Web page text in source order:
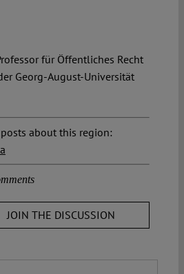
für Öffentliches Recht
Georg-August-Universität
about this region:
JOIN THE DISCUSSION